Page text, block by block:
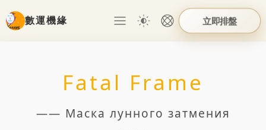
數運機緣 立即排盤
Fatal Frame
—— Маска лунного затмения